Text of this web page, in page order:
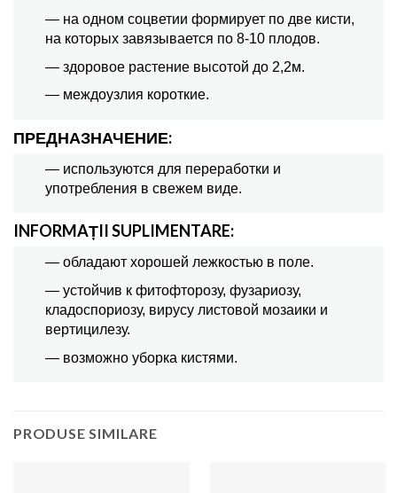
— на одном соцветии формирует по две кисти,
на которых завязывается по 8-10 плодов.
— здоровое растение высотой до 2,2м.
— междоузлия короткие.
ПРЕДНАЗНАЧЕНИЕ:
— используются для переработки и
употребления в свежем виде.
INFORMAȚII SUPLIMENTARE:
— обладают хорошей лежкостью в поле.
— устойчив к фитофторозу, фузариозу,
кладоспориозу, вирусу листовой мозаики и
вертицилезу.
— возможно уборка кистями.
PRODUSE SIMILARE